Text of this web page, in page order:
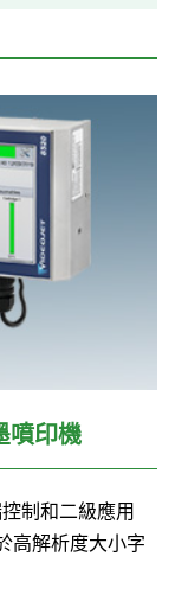
噴印機
制和二級應用
高解析度大小字